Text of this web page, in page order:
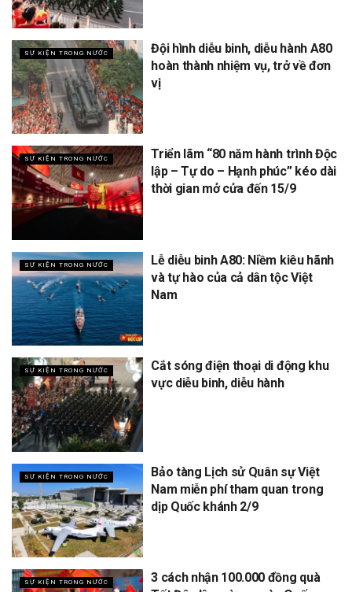
SỰ KIỆN TRONG NƯỚC
Đội hình diễu binh, diễu hành A80
hoàn thành nhiệm vụ, trở về đơn
vị
SỰ KIỆN TRONG NƯỚC
Triển lãm “80 năm hành trình Độc
lập – Tự do – Hạnh phúc” kéo dài
thời gian mở cửa đến 15/9
SỰ KIỆN TRONG NƯỚC
Lễ diễu binh A80: Niềm kiêu hãnh
và tự hào của cả dân tộc Việt
Nam
SỰ KIỆN TRONG NƯỚC
Cắt sóng điện thoại di động khu
vực diễu binh, diễu hành
SỰ KIỆN TRONG NƯỚC
Bảo tàng Lịch sử Quân sự Việt
Nam miễn phí tham quan trong
dịp Quốc khánh 2/9
SỰ KIỆN TRONG NƯỚC
3 cách nhận 100.000 đồng quà